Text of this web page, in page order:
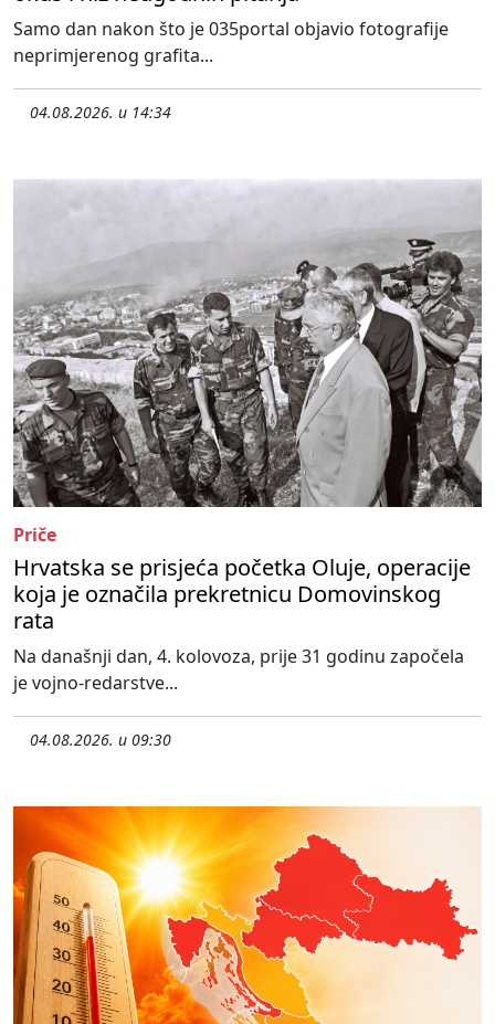
Samo dan nakon što je 035portal objavio fotografije
neprimjerenog grafita...
04.08.2026. u 14:34
Priče
Hrvatska se prisjeća početka Oluje, operacije
koja je označila prekretnicu Domovinskog
rata
Na današnji dan, 4. kolovoza, prije 31 godinu započela
je vojno-redarstve...
04.08.2026. u 09:30